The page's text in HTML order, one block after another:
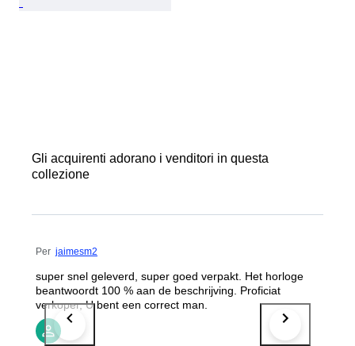
Gli acquirenti adorano i venditori in questa
collezione
Per jaimesm2
super snel geleverd, super goed verpakt. Het horloge
beantwoordt 100 % aan de beschrijving. Proficiat
verkoper, U bent een correct man.